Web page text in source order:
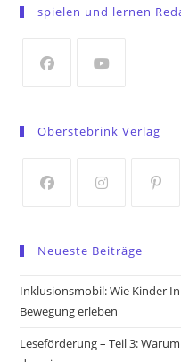
a
tab
spielen und lernen
a
tab
tab
Oberstebrink Verlag
a
new
tab
new
tab
a
new
Neueste Beiträge
Inklusionsmobil: Wie Kinder
Bewegung erleben
Leseförderung – Teil 3: